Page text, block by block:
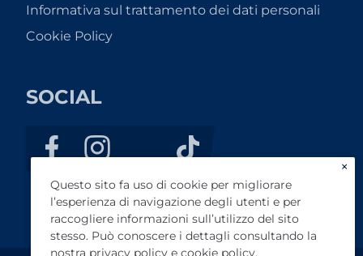
Informativa sul trattamento dei dati personali
Cookie Policy
SOCIAL
×
Questo sito fa uso di cookie per migliorare
l’esperienza di navigazione degli utenti e per
raccogliere informazioni sull’utilizzo del sito
stesso. Può conoscere i dettagli consultando la
nostra privacy policy e cookie policy.